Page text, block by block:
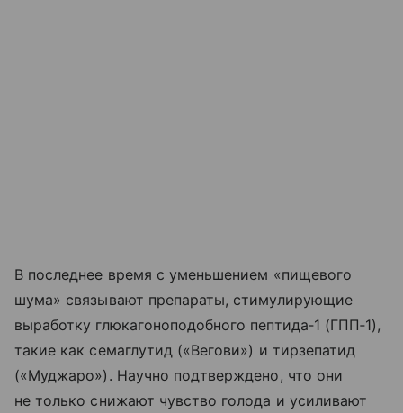
В последнее время с уменьшением «пищевого
шума» связывают препараты, стимулирующие
выработку глюкагоноподобного пептида‑1 (ГПП‑1),
такие как семаглутид («Вегови») и тирзепатид
(«Муджаро»). Научно подтверждено, что они
не только снижают чувство голода и усиливают